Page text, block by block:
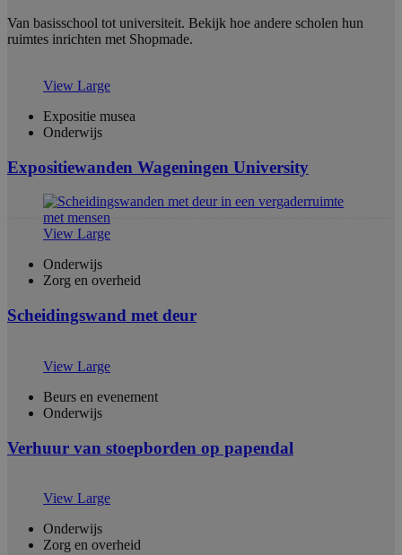
Van basisschool tot universiteit. Bekijk hoe andere scholen hun
ruimtes inrichten met Shopmade.
View Large
Expositie musea
Onderwijs
Expositiewanden Wageningen University
View Large
Onderwijs
Zorg en overheid
Scheidingswand met deur
View Large
Beurs en evenement
Onderwijs
Verhuur van stoepborden op papendal
View Large
Onderwijs
Zorg en overheid